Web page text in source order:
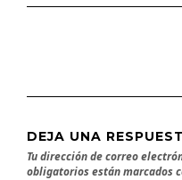
DEJA UNA
Tu dirección de correo
obligatorios están marcados